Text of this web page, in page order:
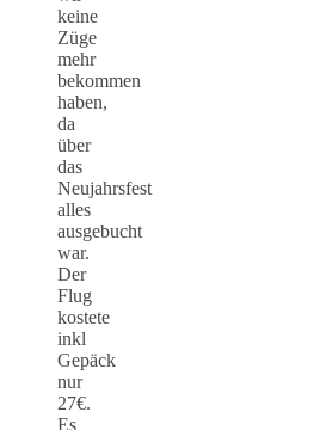
keine
Züge
mehr
bekommen
haben,
da
über
das
Neujahrsfest
alles
ausgebucht
war.
Der
Flug
kostete
inkl
Gepäck
nur
27€.
Es